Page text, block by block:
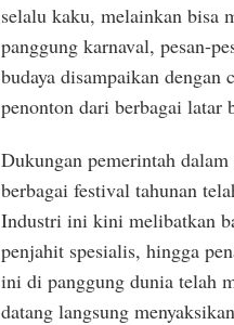
selalu kaku, melainkan bisa
panggung karnaval, pesan-
budaya disampaikan dengan
penonton dari berbagai latar
Dukungan pemerintah
berbagai festival tahunan
Industri ini kini melibatkan
penjahit spesialis, hingga
ini di panggung dunia telah
datang langsung